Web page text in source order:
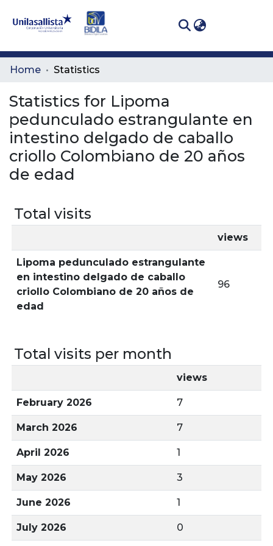
Communities
All of DSpace
Home Statistics
Statistics for Lipoma
pedunculado estrangulante en
intestino delgado de caballo
criollo Colombiano de 20 años
de edad
Total visits
views
Lipoma pedunculado estrangulante
en intestino delgado de caballo
criollo Colombiano de 20 años de
edad
96
Total visits per month
views
February 2026 7
March 2026 7
April 2026 1
May 2026 3
June 2026 1
July 2026 0